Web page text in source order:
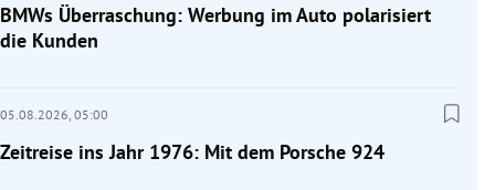
BMWs Überraschung: Werbung im Auto polarisiert
die Kunden
05.08.2026, 05:00
Zeitreise ins Jahr 1976: Mit dem Porsche 924